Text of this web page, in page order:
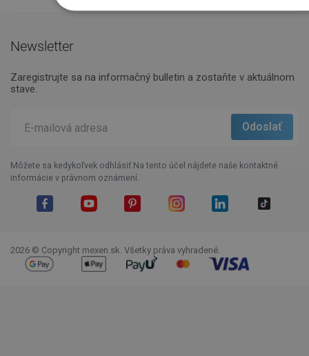
Newsletter
Zaregistrujte sa na informačný bulletin a zostaňte v aktuálnom
stave.
Môžete sa kedykoľvek odhlásiť.Na tento účel nájdete naše kontaktné
informácie v právnom oznámení.
2026 © Copyright mexen.sk. Všetky práva vyhradené.